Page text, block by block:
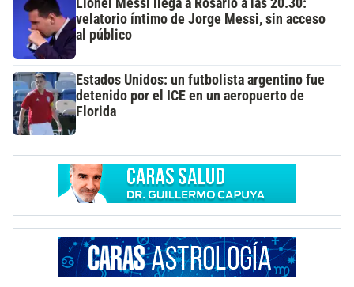
Lionel Messi llega a Rosario a las 20.30:
velatorio íntimo de Jorge Messi, sin acceso
al público
Estados Unidos: un futbolista argentino fue
detenido por el ICE en un aeropuerto de
Florida